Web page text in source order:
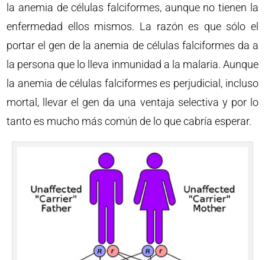
la anemia de células falciformes, aunque no tienen la
enfermedad ellos mismos. La razón es que sólo el
portar el gen de la anemia de células falciformes da a
la persona que lo lleva inmunidad a la malaria. Aunque
la anemia de células falciformes es perjudicial, incluso
mortal, llevar el gen da una ventaja selectiva y por lo
tanto es mucho más común de lo que cabría esperar.